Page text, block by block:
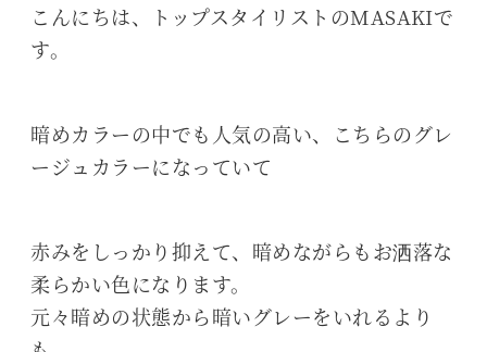
こんにちは、トップスタイリストのMASAKIで
す。
暗めカラーの中でも人気の高い、こちらのグレ
ージュカラーになっていて
赤みをしっかり抑えて、暗めながらもお洒落な
柔らかい色になります。
元々暗めの状態から暗いグレーをいれるより